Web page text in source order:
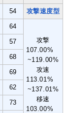
54 攻撃速度型
64
攻撃
107.00%
~119.00%
攻速
113.01%
~137.01%
移速
103.00%
57
68
69
62
73